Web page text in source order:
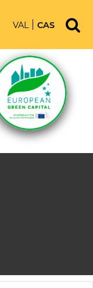
VAL CAS